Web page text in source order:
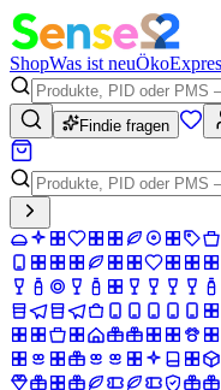
ShopWas ist neuÖko
Findie fragen